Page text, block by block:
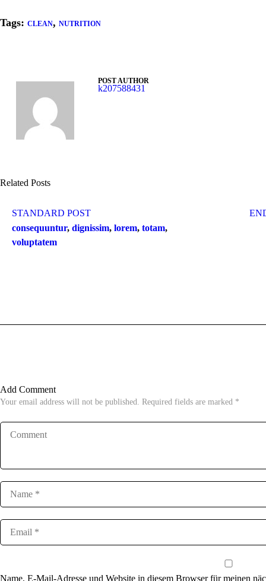
Tags: CLEAN, NUTRITION
POST AUTHOR
k207588431
Related Posts
STANDARD POST
consequuntur, dignissim, lorem, totam,
voluptatem
Add Comment
Your email address will not be published. Required fields are marked *
Name, E-Mail-Adresse und Website in diesem Browser für meinen